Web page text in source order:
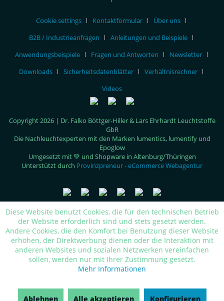
Cookie settings Kontaktformular
Über uns
B2B / Industrieanfragen
Anleitungen und Beispiele
Anwendungsbeispiele
Fragen und Antworten
Newsletter
Downloads
Sicherheitsdatenblätter
Verhältnisrechner
Videos
Copyright 2026 | Dr. Falko Böttger-Hiller & Lars Ehrhardt Leuchtstoffe
GbR
Die Nachleuchtexperten mit den Marken lumentics, lumentify und
Epoglow
Umgesetzt mit 💚 und Shopware in Altenburg/Thüringen
Unterstützt durch Provinzpreneur - eCommerce Webagentur
Diese Website benutzt Cookies, die für den technischen Betrieb
der Website erforderlich sind und stets gesetzt werden.
Andere Cookies, die den Komfort bei Benutzung dieser Website
erhöhen, der Direktwerbung dienen oder die Interaktion mit
anderen Websites und sozialen Netzwerken vereinfachen
sollen, werden nur mit Ihrer Zustimmung gesetzt.
Mehr Informationen
Ablehnen Alle akzeptieren Konfigurieren